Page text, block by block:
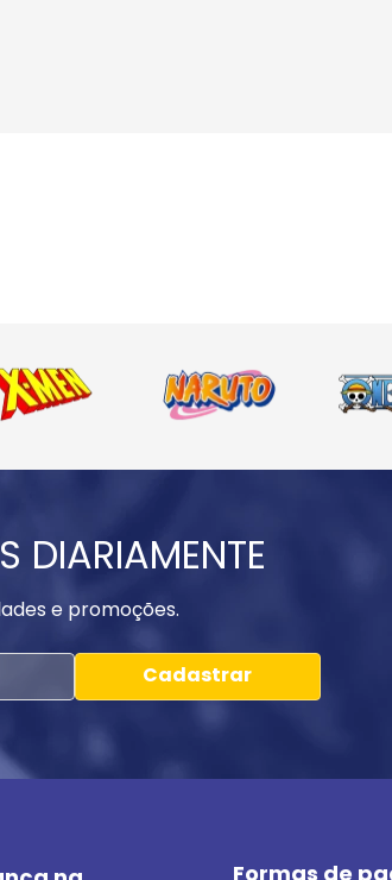
DIARIAMENTE
e promoções.
Cadastrar
Formas de